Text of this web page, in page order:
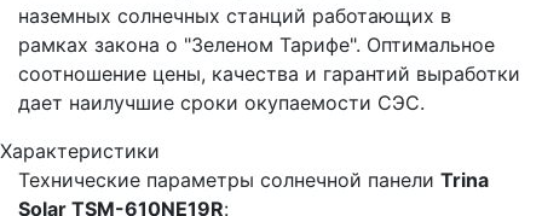
наземных солнечных станций работающих в
рамках закона о "Зеленом Тарифе". Оптимальное
соотношение цены, качества и гарантий выработки
дает наилучшие сроки окупаемости СЭС.
Характеристики
Технические параметры солнечной панели Trina
Solar TSM-610NE19R: